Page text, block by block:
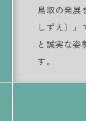
鳥取の発展
しずえ）
と誠実な姿
す。